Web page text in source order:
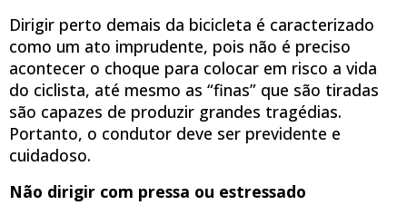
Dirigir perto demais da bicicleta é caracterizado
como um ato imprudente, pois não é preciso
acontecer o choque para colocar em risco a vida
do ciclista, até mesmo as “finas” que são tiradas
são capazes de produzir grandes tragédias.
Portanto, o condutor deve ser previdente e
cuidadoso.
Não dirigir com pressa ou estressado